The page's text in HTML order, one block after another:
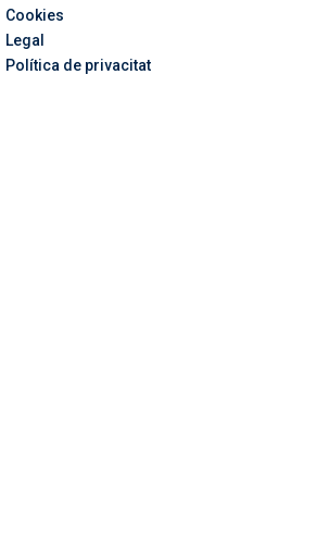
Cookies
Legal
Política de privacitat